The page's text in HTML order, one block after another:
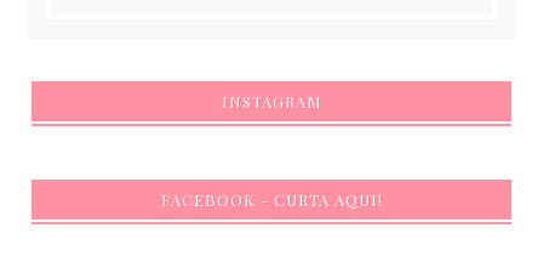
INSTAGRAM
FACEBOOK - CURTA AQUI!